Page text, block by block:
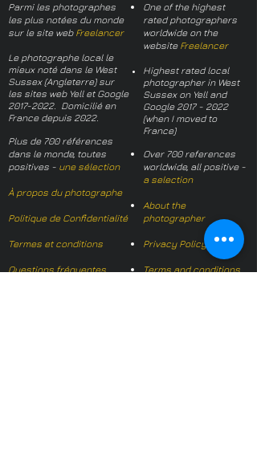
Parmi les photographes
les plus notées du monde
sur le site web Freelancer
Le photographe local le
mieux noté dans le West
Sussex (Angleterre) sur
les sites web Yell et Google
2017-2022. Domicilié en
France depuis 2022.
Plus de 700 références
dans le monde, toutes
positives - une sélection
À propos du photographe
Politique de Confidentialité
Termes et conditions
Questions fréquentes
One of the highest
rated photographers
worldwide on the
website Freelancer
Highest rated local
photographer in West
Sussex on Yell and
Google 2017 - 2022
(when I moved to
France)
Over 700 references
worldwide, all positive -
a selection
About the
photographer
Privacy Policy
Terms and conditions